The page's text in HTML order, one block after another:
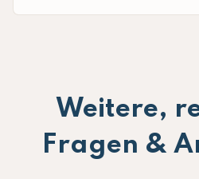
Weitere,
Fragen &